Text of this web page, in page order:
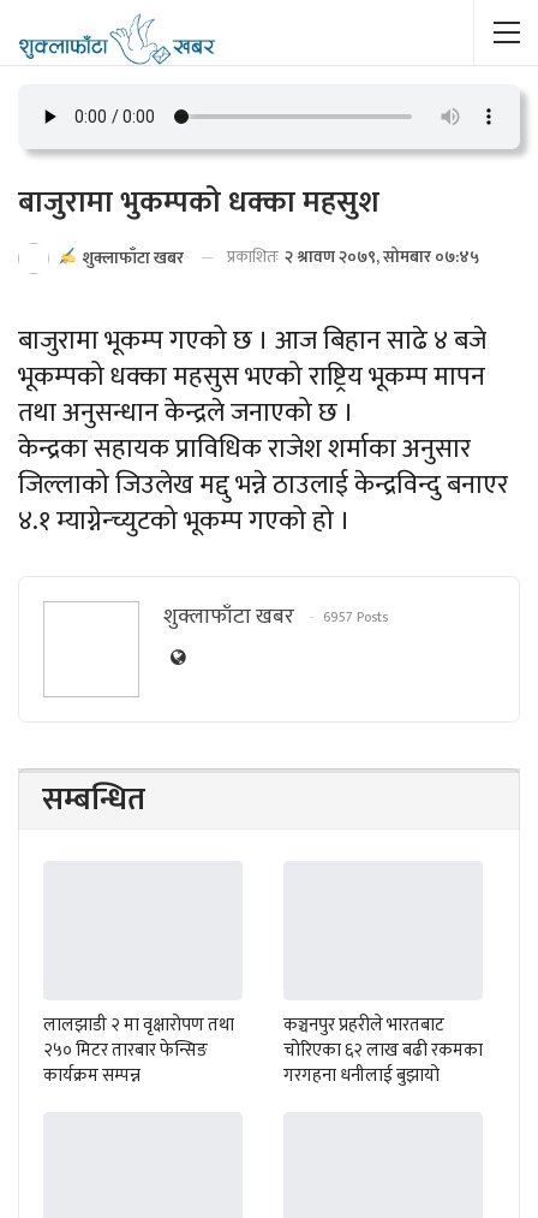
बाजुरामा भुकम्पको धक्का महसुश
शुक्लाफाँटा खबर प्रकाशितः २ श्रावण २०७९, सोमबार ०७:४५
बाजुरामा भूकम्प गएको छ । आज बिहान साढे ४ बजे
भूकम्पको धक्का महसुस भएको राष्ट्रिय भूकम्प मापन
तथा अनुसन्धान केन्द्रले जनाएको छ ।
केन्द्रका सहायक प्राविधिक राजेश शर्माका अनुसार
जिल्लाको जिउलेख मद्दु भन्ने ठाउलाई केन्द्रविन्दु बनाएर
४.१ म्याग्नेन्च्युटको भूकम्प गएको हो ।
शुक्लाफाँटा खबर 6957 Posts
सम्बन्धित
लालझाडी २ मा वृक्षारोपण तथा
२५० मिटर तारबार फेन्सिङ
कार्यक्रम सम्पन्न
कञ्चनपुर प्रहरीले भारतबाट
चोरिएका ६२ लाख बढी रकमका
गरगहना धनीलाई बुझायो